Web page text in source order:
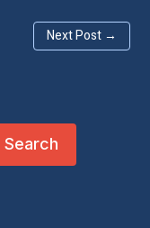
Next Post →
Search